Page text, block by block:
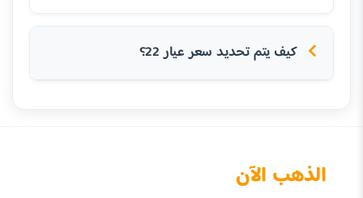
كيف يتم تحديد سعر عيار 22؟
الذهب الآن